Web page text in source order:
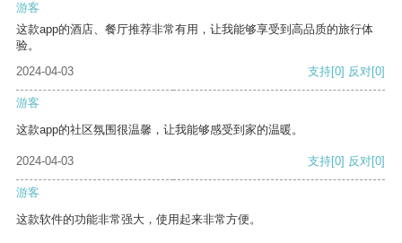
游客
这款app的酒店、餐厅推荐非常有用，让我能够享受到高品质的旅行体
验。
2024-04-03
支持[0] 反对[0]
游客
这款app的社区氛围很温馨，让我能够感受到家的温暖。
2024-04-03 支持[0] 反对[0]
游客
这款软件的功能非常强大，使用起来非常方便。